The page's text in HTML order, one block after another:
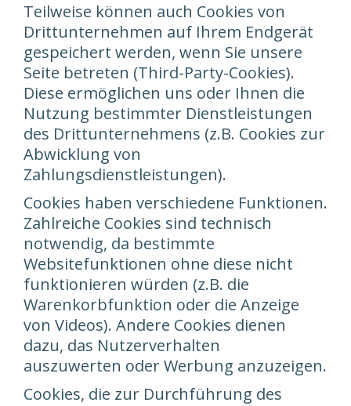
Teilweise können auch Cookies von
Drittunternehmen auf Ihrem Endgerät
gespeichert werden, wenn Sie unsere
Seite betreten (Third-Party-Cookies).
Diese ermöglichen uns oder Ihnen die
Nutzung bestimmter Dienstleistungen
des Drittunternehmens (z.B. Cookies zur
Abwicklung von
Zahlungsdienstleistungen).
Cookies haben verschiedene Funktionen.
Zahlreiche Cookies sind technisch
notwendig, da bestimmte
Websitefunktionen ohne diese nicht
funktionieren würden (z.B. die
Warenkorbfunktion oder die Anzeige
von Videos). Andere Cookies dienen
dazu, das Nutzerverhalten
auszuwerten oder Werbung anzuzeigen.
Cookies, die zur Durchführung des